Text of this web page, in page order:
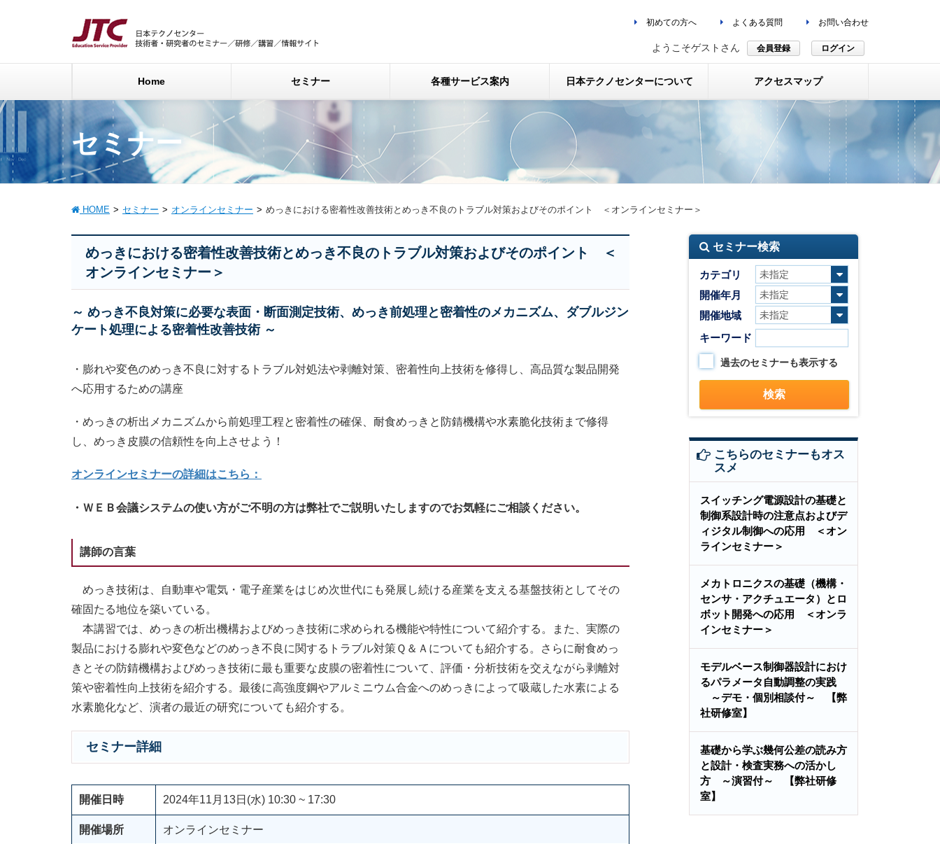
初めての方へ よくある質問 お問い合わせ
ようこそゲストさん 会員登録 ログイン
Home セミナー 各種サービス案内 日本テクノセンターについて アクセスマップ
セミナー
HOME セミナー オンラインセミナー めっきにおける密着性改善技術とめっき不良のトラブル対策およびそのポイント ＜オンラインセミナー＞
めっきにおける密着性改善技術とめっき不良のトラブル対策およびそのポイント ＜
オンラインセミナー＞
～ めっき不良対策に必要な表面・断面測定技術、めっき前処理と密着性のメカニズム、ダブルジン
ケート処理による密着性改善技術 ～
・膨れや変色のめっき不良に対するトラブル対処法や剥離対策、密着性向上技術を修得し、高品質な製品開発
へ応用するための講座
・めっきの析出メカニズムから前処理工程と密着性の確保、耐食めっきと防錆機構や水素脆化技術まで修得
し、めっき皮膜の信頼性を向上させよう！
オンラインセミナーの詳細はこちら：
・ＷＥＢ会議システムの使い方がご不明の方は弊社でご説明いたしますのでお気軽にご相談ください。
講師の言葉
めっき技術は、自動車や電気・電子産業をはじめ次世代にも発展し続ける産業を支える基盤技術としてその
確固たる地位を築いている。
本講習では、めっきの析出機構およびめっき技術に求められる機能や特性について紹介する。また、実際の
製品における膨れや変色などのめっき不良に関するトラブル対策Ｑ＆Ａについても紹介する。さらに耐食めっ
きとその防錆機構およびめっき技術に最も重要な皮膜の密着性について、評価・分析技術を交えながら剥離対
策や密着性向上技術を紹介する。最後に高強度鋼やアルミニウム合金へのめっきによって吸蔵した水素による
水素脆化など、演者の最近の研究についても紹介する。
セミナー詳細
開催日時 2024年11月13日(水) 10:30 ~ 17:30
開催場所 オンラインセミナー
セミナー検索
カテゴリ
開催年月
開催地域
キーワード
過去のセミナーも表示する
こちらのセミナーもオス
スメ
スイッチング電源設計の基礎と
制御系設計時の注意点およびデ
ィジタル制御への応用 ＜オン
ラインセミナー＞
メカトロニクスの基礎（機構・
センサ・アクチュエータ）とロ
ボット開発への応用 ＜オンラ
インセミナー＞
モデルベース制御器設計におけ
るパラメータ自動調整の実践
～デモ・個別相談付～ 【弊
社研修室】
基礎から学ぶ幾何公差の読み方
と設計・検査実務への活かし
方 ～演習付～ 【弊社研修
室】